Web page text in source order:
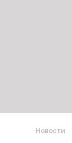
Новости